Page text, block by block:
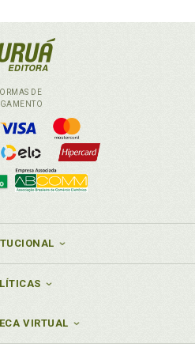
DE
VIRTUAL